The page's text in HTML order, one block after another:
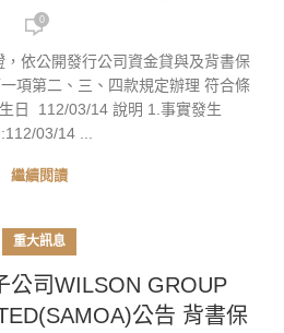
0
依公開發行公司資金貸與及背書保
項第二、三、四款規定辦理 符合條
日 112/03/14 說明 1.事實發生
:112/03/14 ...
繼續閱讀
重大訊息
公司WILSON GROUP
公告 背書保